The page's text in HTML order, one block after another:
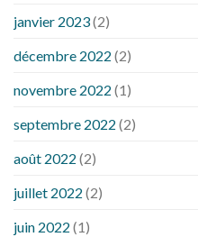
janvier 2023(2)
décembre 2022 (2)
novembre 2022 (1)
septembre 2022 (2)
août 2022 (2)
juillet 2022 (2)
juin 2022 (1)